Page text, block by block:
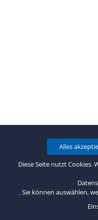
Diese Seite nutzt Cookies.
. Sie können auswählen,
Alles